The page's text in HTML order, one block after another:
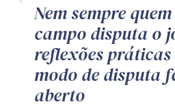
Nem sempre
campo disputa o
reflexões práticas
modo de disputa
aberto